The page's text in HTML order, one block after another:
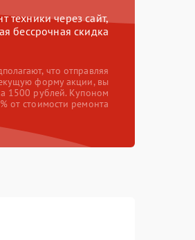
техники через сайт,
бессрочная скидка
что отправляя
форму акции, вы
1500 рублей. Купоном
от стоимости ремонта